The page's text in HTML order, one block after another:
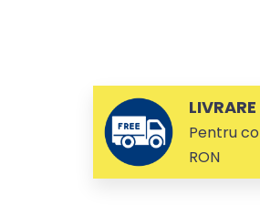
Pentru
RON